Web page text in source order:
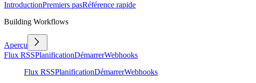
IntroductionPremiers pasRéférence rapide
Building Workflows
Aperçu
Flux RSSPlanificationDémarrerWebhooks
Flux RSSPlanificationDémarrerWebhooks